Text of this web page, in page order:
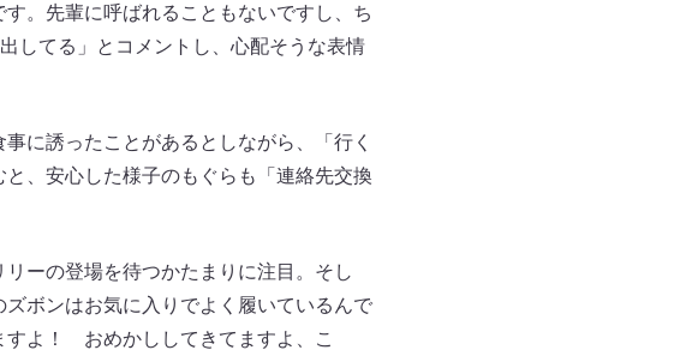
。先輩に呼ばれることもないですし、ち
してる」とコメントし、心配そうな表情
に誘ったことがあるとしながら、「行く
、安心した様子のもぐらも「連絡先交換
ーの登場を待つかたまりに注目。そし
ボンはお気に入りでよく履いているんで
すよ！ おめかししてきてますよ、こ